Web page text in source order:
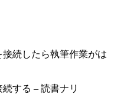
接続したら執筆作業がは
続する – 読書ナリ